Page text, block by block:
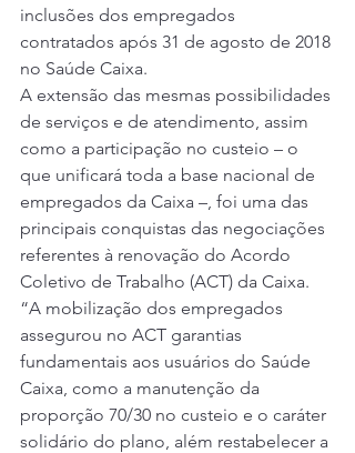
inclusões dos empregados
contratados após 31 de agosto de 2018
no Saúde Caixa.
A extensão das mesmas possibilidades
de serviços e de atendimento, assim
como a participação no custeio – o
que unificará toda a base nacional de
empregados da Caixa –, foi uma das
principais conquistas das negociações
referentes à renovação do Acordo
Coletivo de Trabalho (ACT) da Caixa.
“A mobilização dos empregados
assegurou no ACT garantias
fundamentais aos usuários do Saúde
Caixa, como a manutenção da
proporção 70/30 no custeio e o caráter
solidário do plano, além restabelecer a